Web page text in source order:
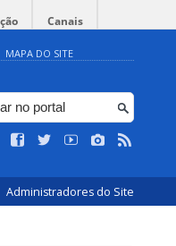
Canais
MAPA DO SITE
Administradores do Site